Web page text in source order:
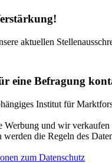
aktuellen
eine Befragung
Institut für
Werbung und wir
werden die Regeln des
zum Datenschutz